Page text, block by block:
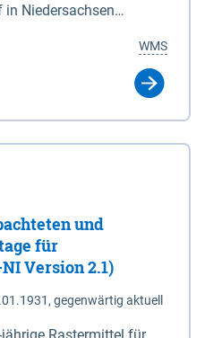
bestimmt sind (§2 Abs.3
durch Widmung, die
ausspricht.
Niedersachsen
Wolfsterritorien im
WMS
und
für
Version 2.1)
gegenwärtig aktuell